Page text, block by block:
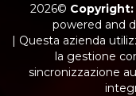
2026© Copyright:
powered and
| Questa azienda
la gestione
sincronizzazione